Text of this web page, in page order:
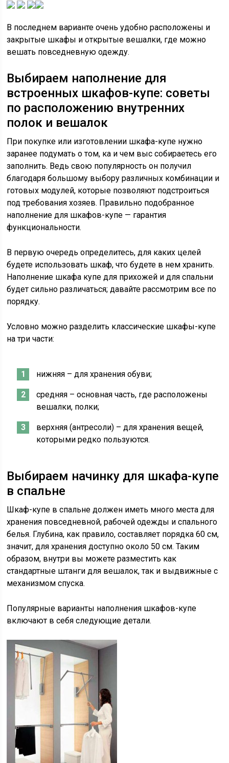
В последнем варианте очень удобно расположены и
закрытые шкафы и открытые вешалки, где можно
вешать повседневную одежду.
Выбираем наполнение для
встроенных шкафов-купе: советы
по расположению внутренних
полок и вешалок
При покупке или изготовлении шкафа-купе нужно
заранее подумать о том, ка и чем выс собираетесь его
заполнить. Ведь свою популярность он получил
благодаря большому выбору различных комбинации и
готовых модулей, которые позволяют подстроиться
под требования хозяев. Правильно подобранное
наполнение для шкафов-купе — гарантия
функциональности.
В первую очередь определитесь, для каких целей
будете использовать шкаф, что будете в нем хранить.
Наполнение шкафа купе для прихожей и для спальни
будет сильно различаться; давайте рассмотрим все по
порядку.
Условно можно разделить классические шкафы-купе
на три части:
нижняя – для хранения обуви;
средняя – основная часть, где расположены
вешалки, полки;
верхняя (антресоли) – для хранения вещей,
которыми редко пользуются.
Выбираем начинку для шкафа-купе
в спальне
Шкаф-купе в спальне должен иметь много места для
хранения повседневной, рабочей одежды и спального
белья. Глубина, как правило, составляет порядка 60 см,
значит, для хранения доступно около 50 см. Таким
образом, внутри вы можете разместить как
стандартные штанги для вешалок, так и выдвижные с
механизмом спуска.
Популярные варианты наполнения шкафов-купе
включают в себя следующие детали.